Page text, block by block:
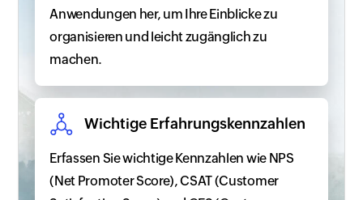
Anwendungen her, um Ihre Einblicke zu
organisieren und leicht zugänglich zu
machen.
Wichtige Erfahrungskennzahlen
Erfassen Sie wichtige Kennzahlen wie NPS
(Net Promoter Score), CSAT (Customer